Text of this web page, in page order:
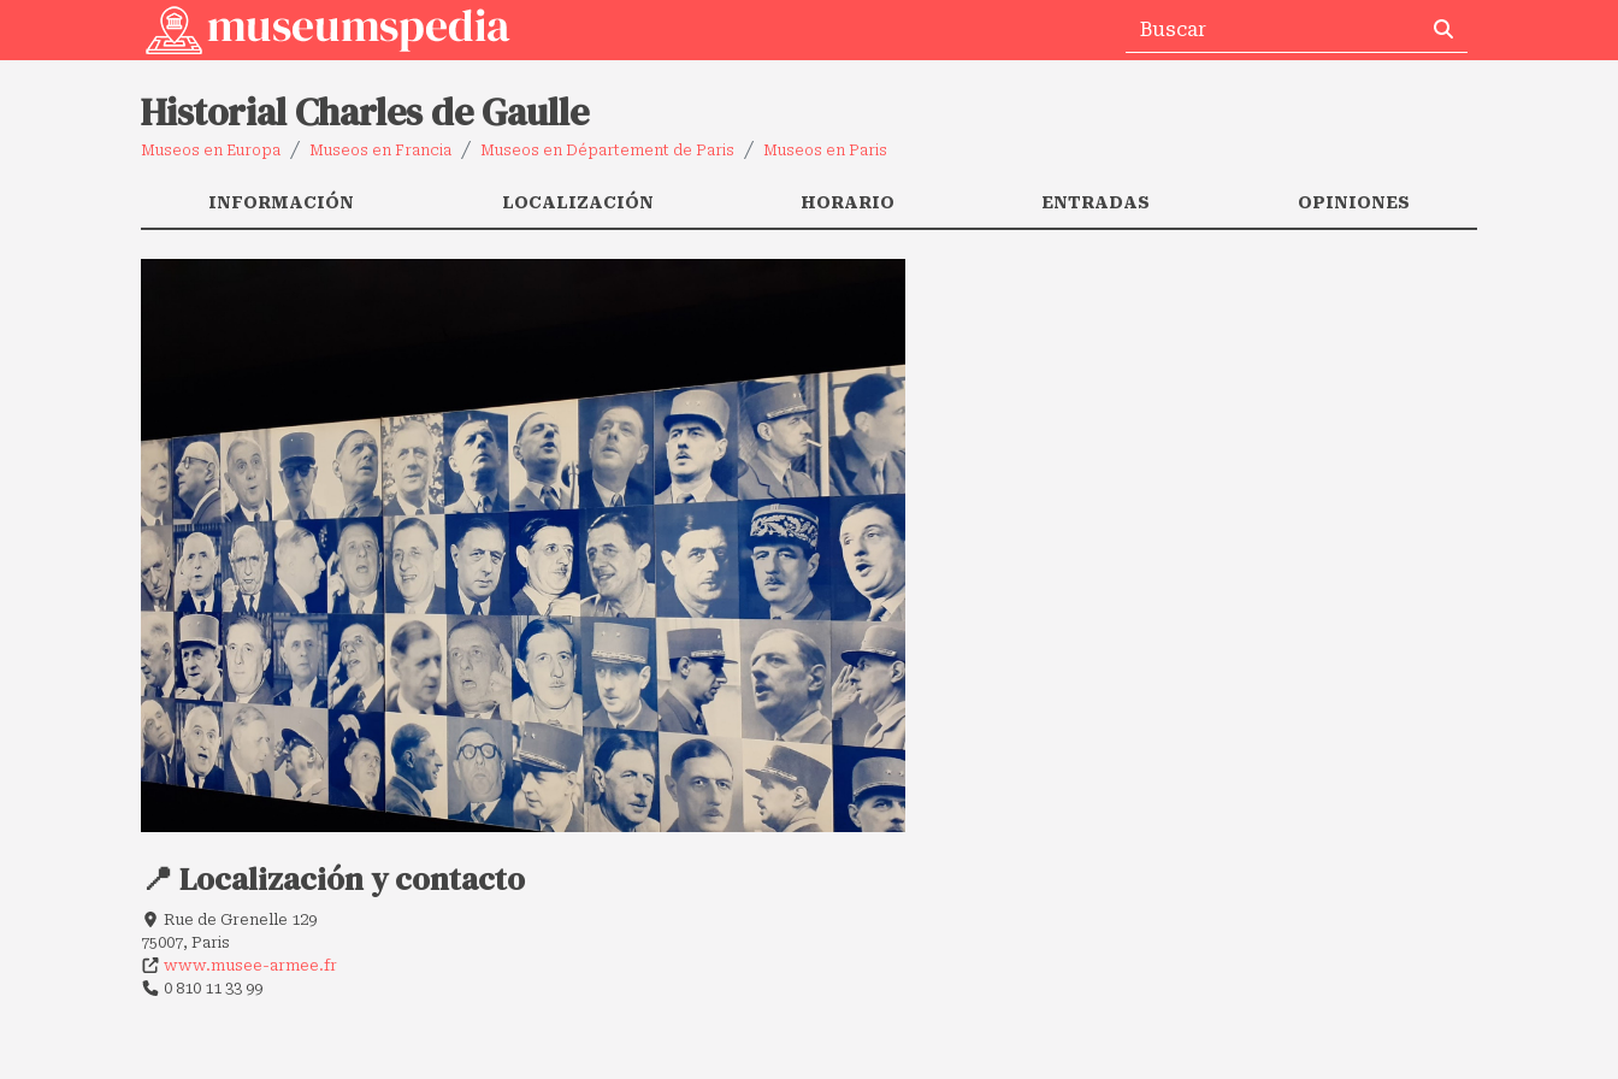
Historial Charles de Gaulle
Museos en Europa Museos en Francia Museos en Département de Paris Museos en Paris
INFORMACIÓN LOCALIZACIÓN HORARIO ENTRADAS OPINIONES
📍 Localización y contacto
Rue de Grenelle 129
75007, Paris
www.musee-armee.fr
0 810 11 33 99